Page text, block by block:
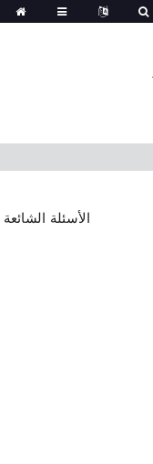
الأسئلة الشائعة